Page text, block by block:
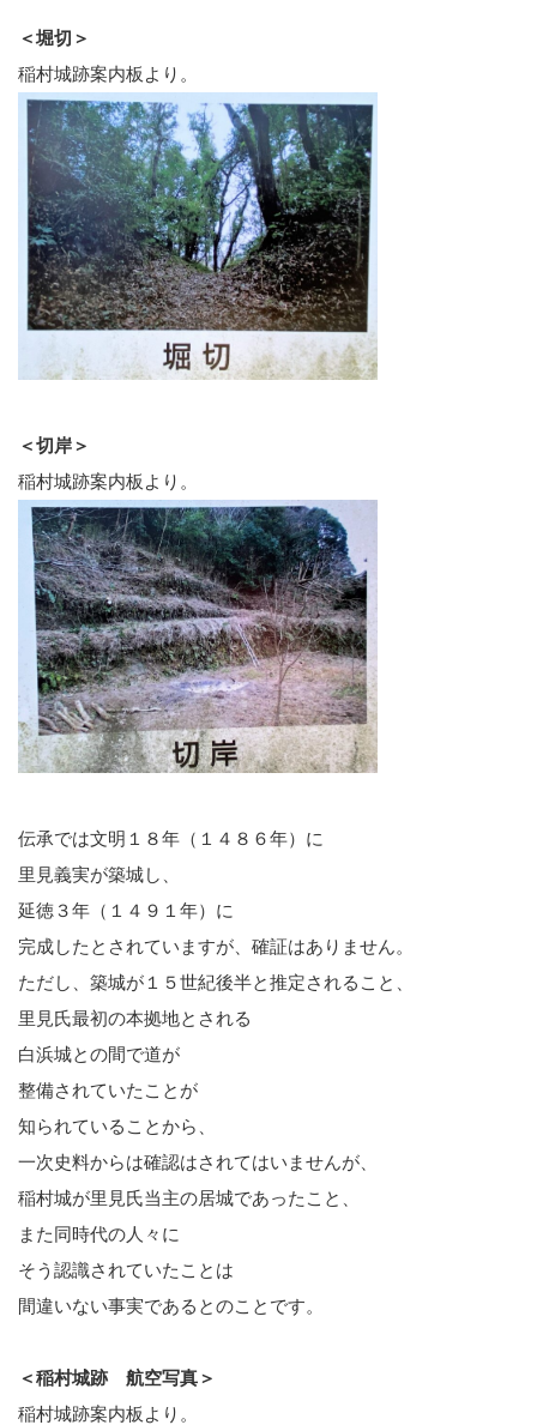
＜堀切＞
稲村城跡案内板より。
＜切岸＞
稲村城跡案内板より。
伝承では文明１８年（１４８６年）に
里見義実が築城し、
延徳３年（１４９１年）に
完成したとされていますが、確証はありません。
ただし、築城が１５世紀後半と推定されること、
里見氏最初の本拠地とされる
白浜城との間で道が
整備されていたことが
知られていることから、
一次史料からは確認はされてはいませんが、
稲村城が里見氏当主の居城であったこと、
また同時代の人々に
そう認識されていたことは
間違いない事実であるとのことです。
＜稲村城跡 航空写真＞
稲村城跡案内板より。